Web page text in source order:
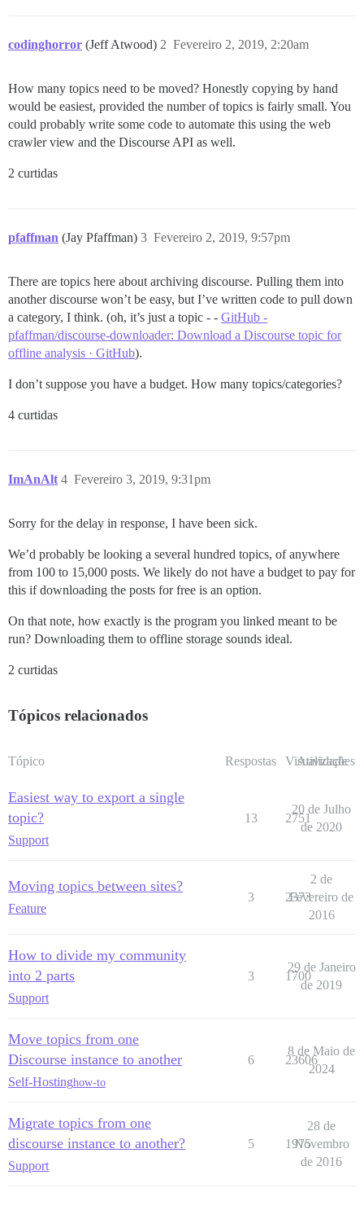
codinghorror (Jeff Atwood) Fevereiro 2, 2019, 2:20am
2
How many topics need to be moved? Honestly copying by hand
would be easiest, provided the number of topics is fairly small. You
could probably write some code to automate this using the web
crawler view and the Discourse API as well.
2 curtidas
pfaffman (Jay Pfaffman) Fevereiro 2, 2019, 9:57pm
3
There are topics here about archiving discourse. Pulling them into
another discourse won’t be easy, but I’ve written code to pull down
a category, I think. (oh, it’s just a topic - - GitHub -
pfaffman/discourse-downloader: Download a Discourse topic for
offline analysis · GitHub).
I don’t suppose you have a budget. How many topics/categories?
4 curtidas
ImAnAlt Fevereiro 3, 2019, 9:31pm
4
Sorry for the delay in response, I have been sick.
We’d probably be looking a several hundred topics, of anywhere
from 100 to 15,000 posts. We likely do not have a budget to pay for
this if downloading the posts for free is an option.
On that note, how exactly is the program you linked meant to be
run? Downloading them to offline storage sounds ideal.
2 curtidas
Tópicos relacionados
Tópico Respostas Visualizações
Atividade
Easiest way to export a single
topic?
Support
13 2751
20 de Julho
de 2020
Moving topics between sites?
Feature
3 2373
2 de
Fevereiro de
2016
How to divide my community
into 2 parts
Support
3 1700
29 de Janeiro
de 2019
Move topics from one
Discourse instance to another
Self-Hostinghow-to
6 23606
8 de Maio de
2024
Migrate topics from one
discourse instance to another?
Support
5 1975
28 de
Novembro
de 2016